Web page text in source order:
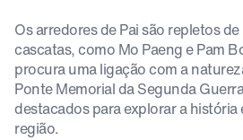
Os arredores de Pai são repletos
cascatas, como Mo Paeng e Pam
procura uma ligação com a
Ponte Memorial da Segunda
destacados para explorar a história
região.